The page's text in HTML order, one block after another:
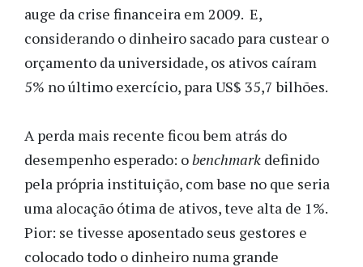
auge da crise financeira em 2009. E,
considerando o dinheiro sacado para custear o
orçamento da universidade, os ativos caíram
5% no último exercício, para US$ 35,7 bilhões.
A perda mais recente ficou bem atrás do
desempenho esperado: obenchmark definido
pela própria instituição, com base no que seria
uma alocação ótima de ativos, teve alta de 1%.
Pior: se tivesse aposentado seus gestores e
colocado todo o dinheiro numa grande